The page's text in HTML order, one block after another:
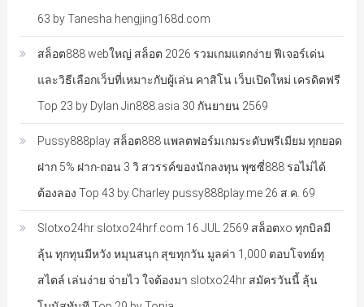
63 by Tanesha hengjing168d.com
สล็อต888 webใหญ่ สล็อต 2026 รวมเกมแตกง่าย ฟีเจอร์เด่น
และวิธีเลือกเว็บที่เหมาะกับผู้เล่น คาสิโน เว็บเปิดใหม่ เครดิตฟรี
Top 23 by Dylan Jin888.asia 30 กันยายน 2569
Pussy888play สล็อต888 แพลตฟอร์มเกมระดับพรีเมียม ทุกยอด
ฝาก 5% ฝาก-ถอน 3 วิ สวรรค์ของนักลงทุน พุซซี่888 รอไม่ได้
ต้องลอง Top 43 by Charley pussy888play.me 26 ส.ค. 69
Slotxo24hr slotxo24hrf.com 16 JUL 2569 สล็อตxo ทุกบิลมี
ลุ้น ทุกทุนมีหวัง หมุนสนุก สุขทุกวัน มูลค่า 1,000 ตอบโจทย์ทุ
สไตล์ เล่นง่าย จ่ายไว ใจต้องมา slotxo24hr สมัครวันนี้ ลุ้น